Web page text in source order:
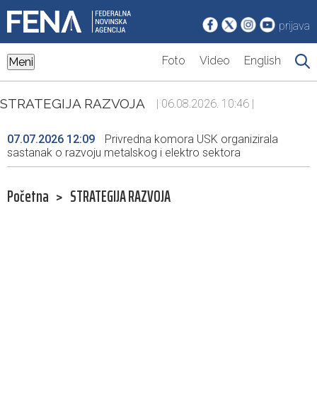
prijava
Meni Foto Video English
STRATEGIJA RAZVOJA | 06.08.2026. 10:46 |
07.07.2026 12:09
Privredna komora USK organizirala
sastanak o razvoju metalskog i elektro sektora
Početna > STRATEGIJA RAZVOJA